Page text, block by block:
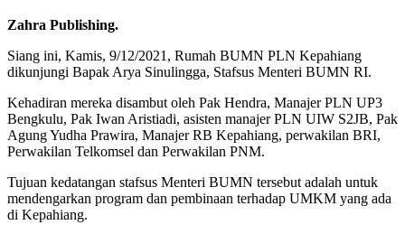
Zahra Publishing.
Siang ini, Kamis, 9/12/2021, Rumah BUMN PLN Kepahiang
dikunjungi Bapak Arya Sinulingga, Stafsus Menteri BUMN RI.
Kehadiran mereka disambut oleh Pak Hendra, Manajer PLN UP3
Bengkulu, Pak Iwan Aristiadi, asisten manajer PLN UIW S2JB, Pak
Agung Yudha Prawira, Manajer RB Kepahiang, perwakilan BRI,
Perwakilan Telkomsel dan Perwakilan PNM.
Tujuan kedatangan stafsus Menteri BUMN tersebut adalah untuk
mendengarkan program dan pembinaan terhadap UMKM yang ada
di Kepahiang.